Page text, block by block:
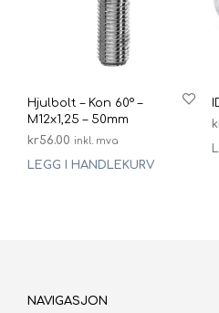
Hjulbolt – Kon 60° –
M12x1,25 – 50mm
kr56.00 inkl. mva
LEGG I HANDLEKURV
NAVIGASJON